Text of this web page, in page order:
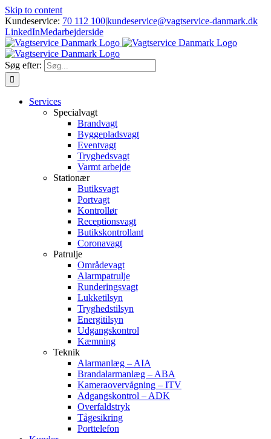
Skip to content
Kundeservice: 70 112 100|kundeservice@vagtservice-danmark.dk
LinkedInMedarbejderside
Søg efter:
Services
Specialvagt
Brandvagt
Byggepladsvagt
Eventvagt
Tryghedsvagt
Varmt arbejde
Stationær
Butiksvagt
Portvagt
Kontrollør
Receptionsvagt
Butikskontrollant
Coronavagt
Patrulje
Områdevagt
Alarmpatrulje
Runderingsvagt
Lukketilsyn
Tryghedstilsyn
Energitilsyn
Udgangskontrol
Kæmning
Teknik
Alarmanlæg – AIA
Brandalarmanlæg – ABA
Kameraovervågning – ITV
Adgangskontrol – ADK
Overfaldstryk
Tågesikring
Porttelefon